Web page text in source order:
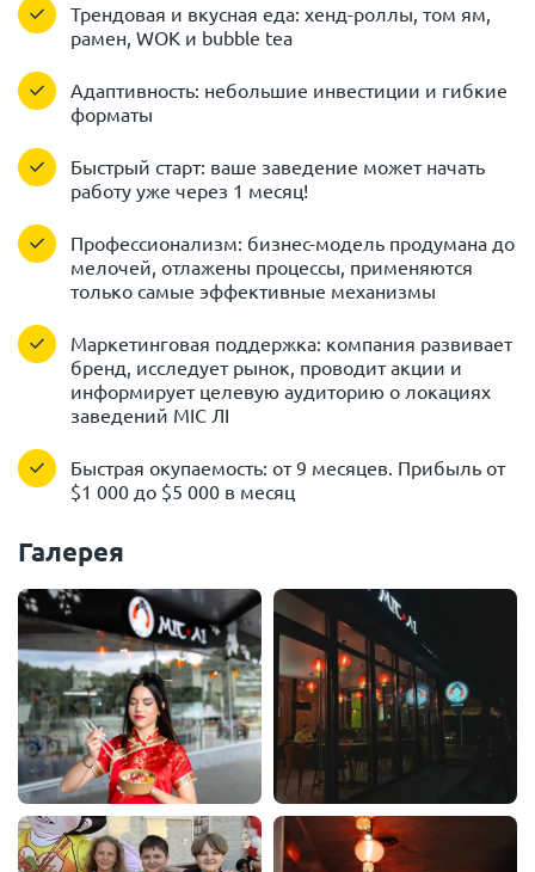
Трендовая и вкусная еда: хенд-роллы, том ям,
рамен, WOK и bubble tea
Адаптивность: небольшие инвестиции и гибкие
форматы
Быстрый старт: ваше заведение может начать
работу уже через 1 месяц!
Профессионализм: бизнес-модель продумана до
мелочей, отлажены процессы, применяются
только самые эффективные механизмы
Маркетинговая поддержка: компания развивает
бренд, исследует рынок, проводит акции и
информирует целевую аудиторию о локациях
заведений МІС ЛІ
Быстрая окупаемость: от 9 месяцев. Прибыль от
$1 000 до $5 000 в месяц
Галерея